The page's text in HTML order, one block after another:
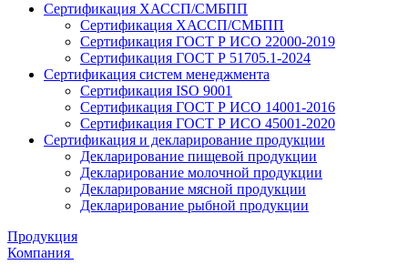
Сертификация ХАССП/СМБПП
Сертификация ХАССП/СМБПП
Сертификация ГОСТ Р ИСО 22000-2019
Сертификация ГОСТ Р 51705.1-2024
Сертификация систем менеджмента
Сертификация ISO 9001
Сертификация ГОСТ Р ИСО 14001-2016
Сертификация ГОСТ Р ИСО 45001-2020
Сертификация и декларирование продукции
Декларирование пищевой продукции
Декларирование молочной продукции
Декларирование мясной продукции
Декларирование рыбной продукции
Продукция
Компания